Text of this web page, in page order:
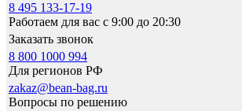
8 495 133-17-19
Работаем для вас с 9:00 до 20:30
Заказать звонок
8 800 1000 994
Для регионов РФ
zakaz@bean-bag.ru
Вопросы по решению